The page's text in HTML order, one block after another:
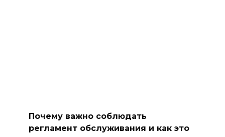
Почему важно соблюдать
регламент обслуживания и как это